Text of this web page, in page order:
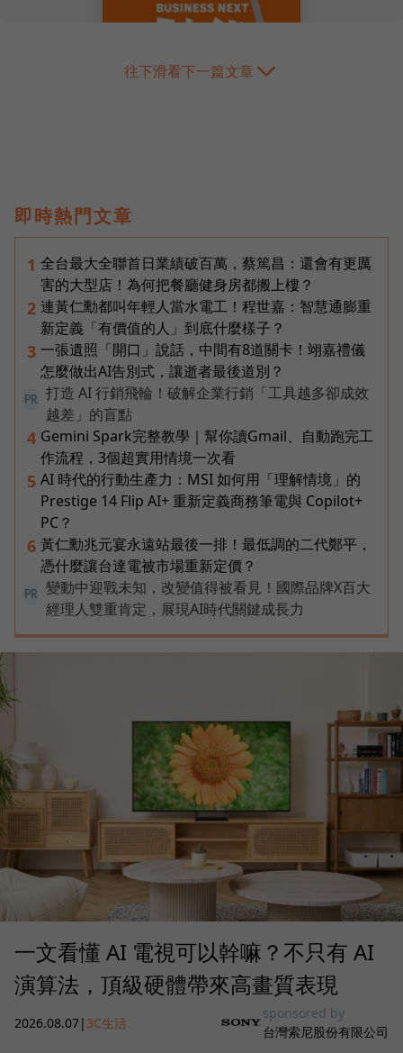
往下滑看下一篇文章
即時熱門文章
1 全台最大全聯首日業績破百萬，蔡篤昌：還會有更厲
害的大型店！為何把餐廳健身房都搬上樓？
2 連黃仁勳都叫年輕人當水電工！程世嘉：智慧通膨重
新定義「有價值的人」到底什麼樣子？
3 一張遺照「開口」說話，中間有8道關卡！翊嘉禮儀
怎麼做出AI告別式，讓逝者最後道別？
PR
打造 AI 行銷飛輪！破解企業行銷「工具越多卻成效
越差」的盲點
4 Gemini Spark完整教學｜幫你讀Gmail、自動跑完工
作流程，3個超實用情境一次看
5 AI 時代的行動生產力：MSI 如何用「理解情境」的
Prestige 14 Flip AI+ 重新定義商務筆電與 Copilot+
PC？
6 黃仁勳兆元宴永遠站最後一排！最低調的二代鄭平，
憑什麼讓台達電被市場重新定價？
PR
變動中迎戰未知，改變值得被看見！國際品牌X百大
經理人雙重肯定，展現AI時代關鍵成長力
一文看懂 AI 電視可以幹嘛？不只有 AI
演算法，頂級硬體帶來高畫質表現
2026.08.07| 3C生活
sponsored by
台灣索尼股份有限公司